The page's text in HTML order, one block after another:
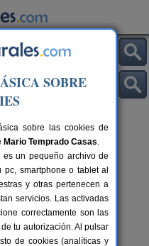
Valle de Las
SOBRE
sobre las cookies de
Mario Temprado Casas.
un pequeño archivo de
smartphone o tablet al
y otras pertenecen a
servicios. Las activadas
correctamente son las
tu autorización. Al pulsar
de cookies (analíticas y